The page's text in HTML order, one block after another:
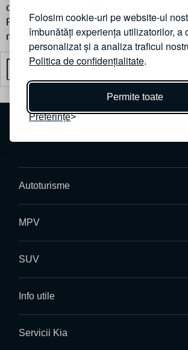
Folosim cookie-uri pe website-ul
îmbunătăți experiența utilizatorilor, a
personalizat și a analiza traficul
Politica de confidențialitate.
Permite toate
Preferințe
consultați, vă rugăm, modulul dedicat
România:https://www.kia.ro/retea/
romania/
Autoturisme
MPV
SUV
Info utile
Servicii Kia